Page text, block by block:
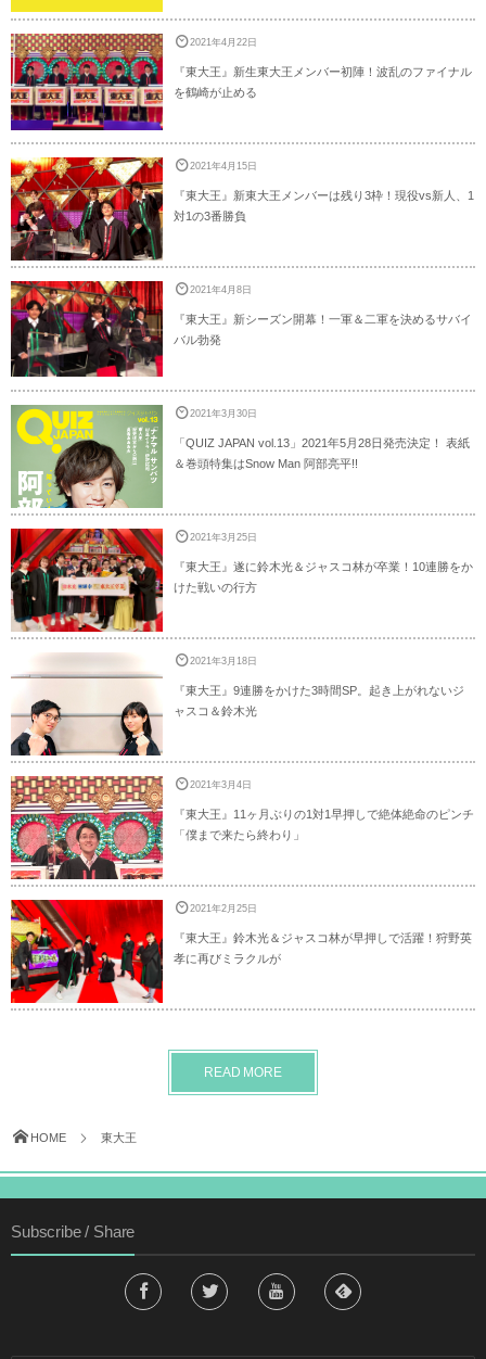
2021年4月22日
『東大王』新生東大王メンバー初陣！波乱のファイナル
を鶴崎が止める
2021年4月15日
『東大王』新東大王メンバーは残り3枠！現役vs新人、1
対1の3番勝負
2021年4月8日
『東大王』新シーズン開幕！一軍＆二軍を決めるサバイ
バル勃発
2021年3月30日
「QUIZ JAPAN vol.13」2021年5月28日発売決定！ 表紙
＆巻頭特集はSnow Man 阿部亮平!!
2021年3月25日
『東大王』遂に鈴木光＆ジャスコ林が卒業！10連勝をか
けた戦いの行方
2021年3月18日
『東大王』9連勝をかけた3時間SP。起き上がれないジ
ャスコ＆鈴木光
2021年3月4日
『東大王』11ヶ月ぶりの1対1早押しで絶体絶命のピンチ
「僕まで来たら終わり」
2021年2月25日
『東大王』鈴木光＆ジャスコ林が早押しで活躍！狩野英
孝に再びミラクルが
READ MORE
HOME 東大王
Subscribe / Share